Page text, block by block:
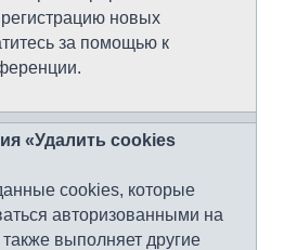
новых
за помощью к
«Удалить cookies
cookies, которые
авторизованными на
выполняет другие